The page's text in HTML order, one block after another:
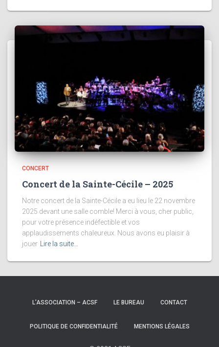
CONCERT
Concert de la Sainte-Cécile – 2025
Notre concert de la Sainte-Cécile a eu lieu le 22 novembre
2025 devant une salle comble! Merci à vous, cher public,
pour votre présence indéfectible et vos
applaudissements chaleureux. Nous avons eu plaisir à
jouer Lire la suite…
L’ASSOCIATION – ACSF LE BUREAU CONTACT
POLITIQUE DE CONFIDENTIALITÉ MENTIONS LÉGALES